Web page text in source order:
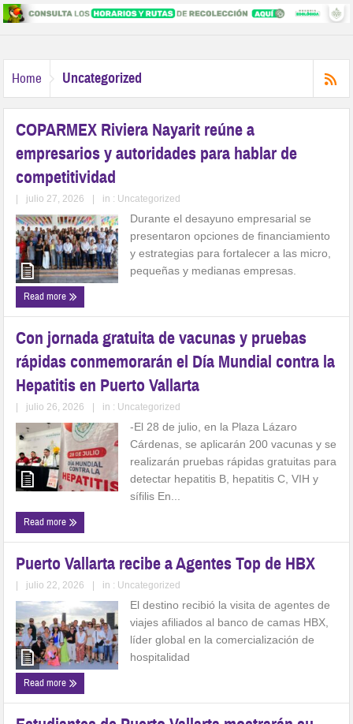
Ruiz
Home Uncategorized
COPARMEX Riviera Nayarit reúne a
empresarios y autoridades para hablar de
competitividad
julio 27, 2026 in : Uncategorized
Durante el desayuno empresarial se
presentaron opciones de financiamiento
y estrategias para fortalecer a las micro,
pequeñas y medianas empresas.
Read more
Con jornada gratuita de vacunas y pruebas
rápidas conmemorarán el Día Mundial contra la
Hepatitis en Puerto Vallarta
julio 26, 2026 in : Uncategorized
-El 28 de julio, en la Plaza Lázaro
Cárdenas, se aplicarán 200 vacunas y se
realizarán pruebas rápidas gratuitas para
detectar hepatitis B, hepatitis C, VIH y
sífilis En...
Read more
Puerto Vallarta recibe a Agentes Top de HBX
julio 22, 2026 in : Uncategorized
El destino recibió la visita de agentes de
viajes afiliados al banco de camas HBX,
líder global en la comercialización de
hospitalidad
Read more